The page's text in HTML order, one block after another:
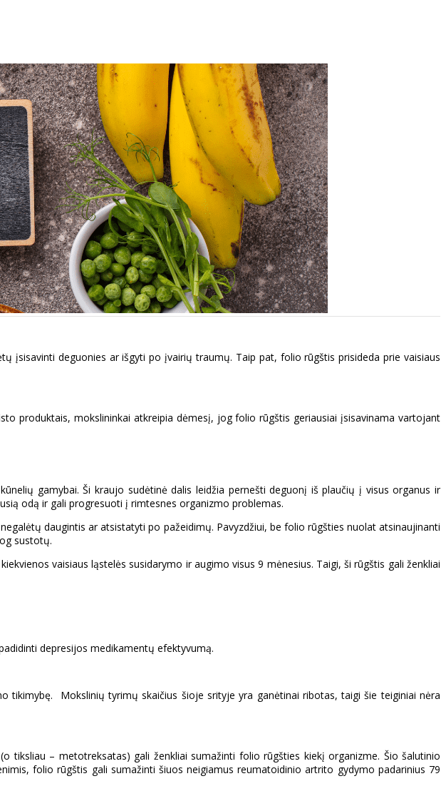
įsisavinti deguonies ar išgyti po įvairių traumų. Taip pat, folio rūgštis prisideda prie vaisiaus
produktais, mokslininkai atkreipia dėmesį, jog folio rūgštis geriausiai įsisavinama vartojant
gamybai. Ši kraujo sudėtinė dalis leidžia pernešti deguonį iš plaučių į visus organus ir
odą ir gali progresuoti į rimtesnes organizmo problemas.
daugintis ar atsistatyti po pažeidimų. Pavyzdžiui, be folio rūgšties nuolat atsinaujinanti
sustotų.
vaisiaus ląstelės susidarymo ir augimo visus 9 mėnesius. Taigi, ši rūgštis gali ženkliai
depresijos medikamentų efektyvumą.
Mokslinių tyrimų skaičius šioje srityje yra ganėtinai ribotas, taigi šie teiginiai nėra
tiksliau – metotreksatas) gali ženkliai sumažinti folio rūgšties kiekį organizme. Šio šalutinio
folio rūgštis gali sumažinti šiuos neigiamus reumatoidinio artrito gydymo padarinius 79